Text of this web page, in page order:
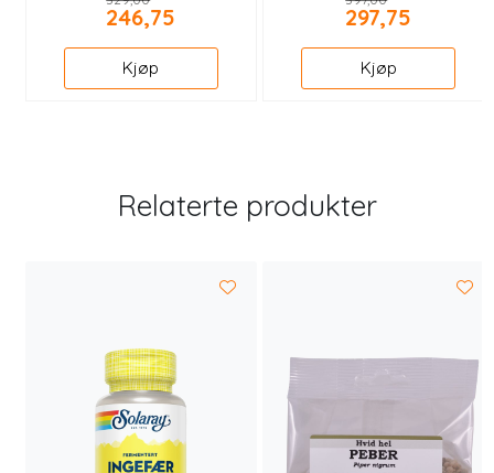
246,75
Kjøp
297,75
Kjøp
Relaterte produkter